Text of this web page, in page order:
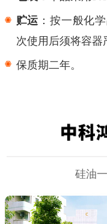
贮运 ：按一般化
次使用后须将容器
保质期二年。
硅油